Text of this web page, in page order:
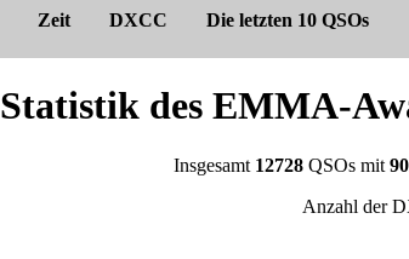
Zeit DXCC Die letzten 10 QSOs
Statistik des EMMA-
Insgesamt 12728QSOs mit
Anzahl der